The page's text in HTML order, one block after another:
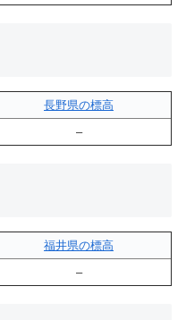
長野県の標高
–
福井県の標高
–